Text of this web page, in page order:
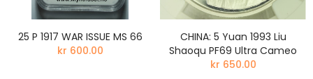
25 P 1917 WAR ISSUE MS 66
kr 600.00
CHINA: 5 Yuan 1993 Liu
Shaoqu PF69 Ultra Cameo
kr 650.00